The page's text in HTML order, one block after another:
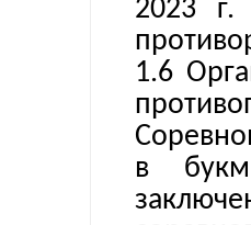
2023
1.6
в